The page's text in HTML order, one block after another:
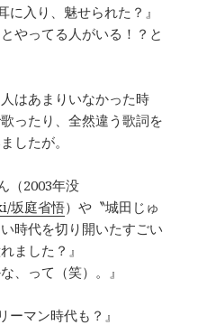
入り、魅せられた？』
やってる人がいる！？と
はあまりいなかった時
ったり、全然違う歌詞を
したが。
（2003年没
坂庭省悟）や〝城田じゅ
時代を切り開いたすごい
ました？』
、って（笑）。』
マン時代も？』